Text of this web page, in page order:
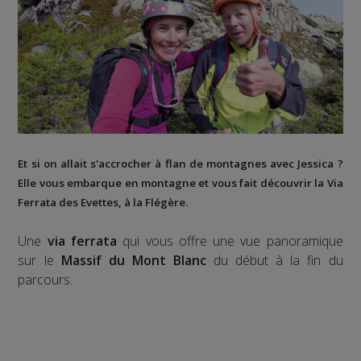
Et si on allait s'accrocher à flan de montagnes avec Jessica ?
Elle vous embarque en montagne et vous fait découvrir la Via
Ferrata des Evettes, à la Flégère.
Une via ferrata qui vous offre une vue panoramique
sur le Massif du Mont Blancdu début à la fin du
parcours.